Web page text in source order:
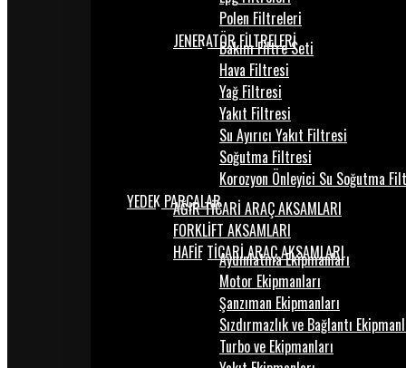
Polen Filtreleri
JENERATÖR FİLTRELERİ
Bakım Filtre Seti
Hava Filtresi
Yağ Filtresi
Yakıt Filtresi
Su Ayırıcı Yakıt Filtresi
Soğutma Filtresi
Korozyon Önleyici Su Soğutma
YEDEK PARÇALARAĞIR TİCARİ ARAÇ AKSAMLARI
FORKLİFT AKSAMLARI
HAFİF TİCARİ ARAÇ AKSAMLARI
Aydınlatma Ekipmanları
Motor Ekipmanları
Şanzıman Ekipmanları
Sızdırmazlık ve Bağlantı
Turbo ve Ekipmanları